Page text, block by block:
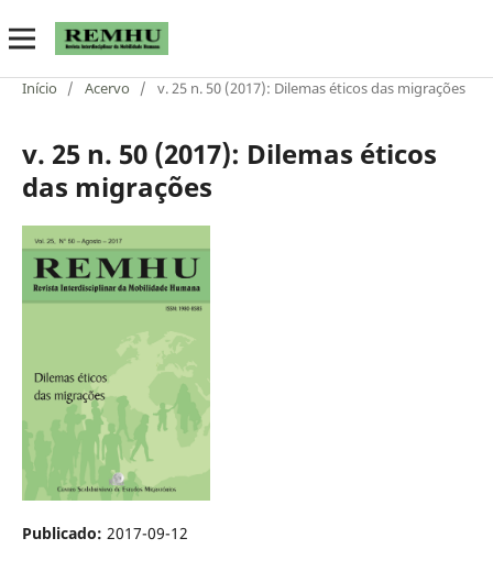
Início / Acervo / v. 25 n. 50 (2017): Dilemas éticos das migrações
v. 25 n. 50 (2017): Dilemas éticos
das migrações
Publicado: 2017-09-12